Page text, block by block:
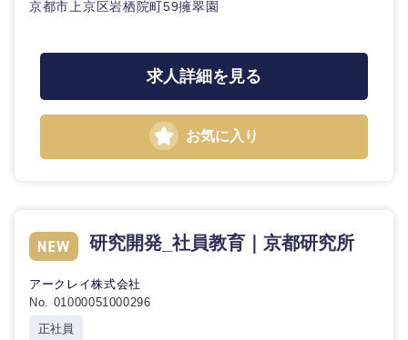
甲信越・北陸
京都市上京区岩栖院町59擁翠園
求人詳細を見る
お気に入り
研究開発_社員教育｜京都研究所
アークレイ株式会社
No. 01000051000296
正社員